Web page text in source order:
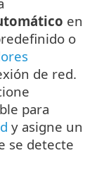
en
o
de red.
para
y asigne un
se detecte